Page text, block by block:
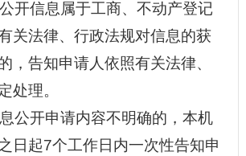
开信息属于工商、不动产登记
关法律、行政法规对信息的获
，告知申请人依照有关法律、
处理。
公开申请内容不明确的，本机
日起7个工作日内一次性告知申